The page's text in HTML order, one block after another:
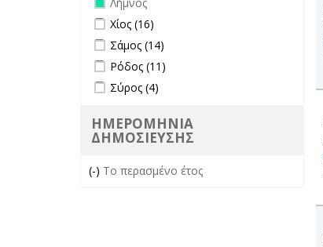
Apply Χίος filter
Χίος (16)
Apply Σάμος filter
Σάμος (14)
Apply Ρόδος filter
Ρόδος (11)
Apply Σύρος filter
Σύρος (4)
ΗΜΕΡΟΜΗΝΙΑ
ΔΗΜΟΣΙΕΥΣΗΣ
(-) Remove Το περασμένο έτος filter
Το περασμένο έτος